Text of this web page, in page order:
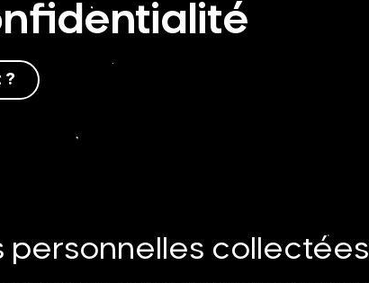
?
personnelles collectées